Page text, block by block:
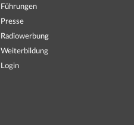
Führungen
Presse
Radiowerbung
Weiterbildung
Login